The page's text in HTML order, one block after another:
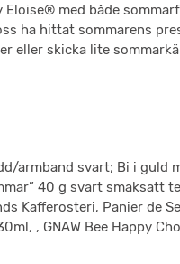
Eloise® med både
ha hittat sommarens
eller skicka lite
armband svart; Bi i guld
40 g svart smaksatt
Kafferosteri, Panier de
, GNAW Bee Happy